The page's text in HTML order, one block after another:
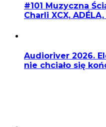
#101 Muzyczna
Charli XCX,
Audioriver 2026.
nie chciało się